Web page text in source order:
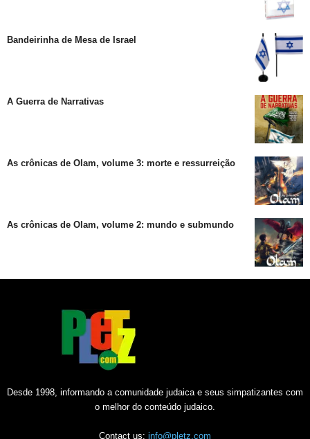
Bandeirinha de Mesa de Israel
A Guerra de Narrativas
As crônicas de Olam, volume 3: morte e ressurreição
As crônicas de Olam, volume 2: mundo e submundo
Desde 1998, informando a comunidade judaica e seus simpatizantes com
o melhor do conteúdo judaico.
Contact us: info@pletz.com